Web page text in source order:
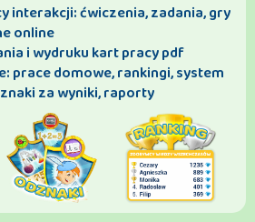
interakcji: ćwiczenia, zadania, gry
online
i wydruku kart pracy pdf
prace domowe, rankingi, system
za wyniki, raporty